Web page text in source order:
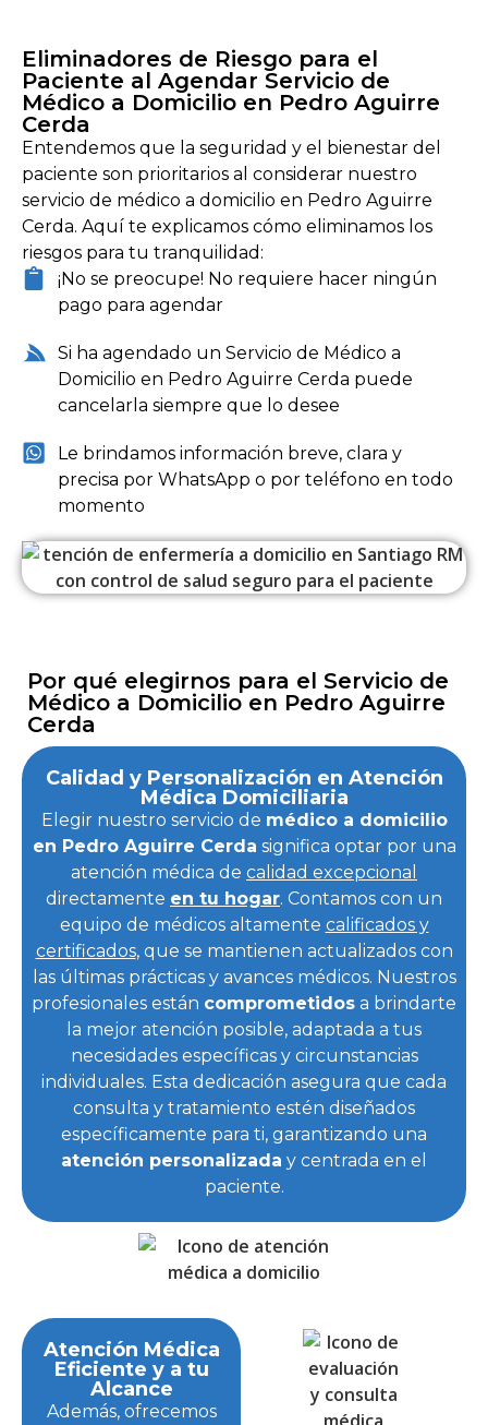
Eliminadores de Riesgo para el
Paciente al Agendar Servicio de
Médico a Domicilio en Pedro Aguirre
Cerda
Entendemos que la seguridad y el bienestar del
paciente son prioritarios al considerar nuestro
servicio de médico a domicilio en Pedro Aguirre
Cerda. Aquí te explicamos cómo eliminamos los
riesgos para tu tranquilidad:
¡No se preocupe! No requiere hacer ningún
pago para agendar
Si ha agendado un Servicio de Médico a
Domicilio en Pedro Aguirre Cerda puede
cancelarla siempre que lo desee
Le brindamos información breve, clara y
precisa por WhatsApp o por teléfono en todo
momento
Por qué elegirnos para el Servicio de
Médico a Domicilio en Pedro Aguirre
Cerda
Calidad y Personalización en Atención
Médica Domiciliaria
Elegir nuestro servicio de médico a domicilio
en Pedro Aguirre Cerda significa optar por una
atención médica de calidad excepcional
directamente en tu hogar. Contamos con un
equipo de médicos altamente calificados y
certificados, que se mantienen actualizados con
las últimas prácticas y avances médicos. Nuestros
profesionales están comprometidos a brindarte
la mejor atención posible, adaptada a tus
necesidades específicas y circunstancias
individuales. Esta dedicación asegura que cada
consulta y tratamiento estén diseñados
específicamente para ti, garantizando una
atención personalizada y centrada en el
paciente.
Atención Médica
Eficiente y a tu
Alcance
Además, ofrecemos